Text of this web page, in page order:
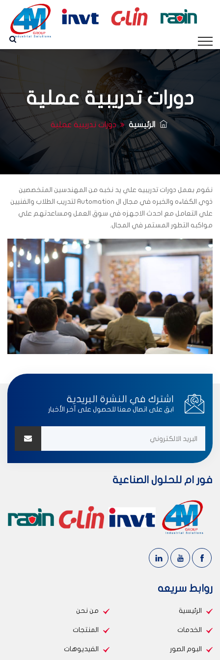
دورات تدريبية عملية
الرئيسية دورات تدريبية عملية
نقوم بعمل دورات تدريبيه علي يد نخبه من المهندسين المتخصصين
ذوي الكفاءه والخبره في مجال ال Automation لتدريب الطلاب والفنيين
علي التعامل مع احدث الاجهزه في سوق العمل ومساعدتهم علي
مواكبه التطور المستمر في المجال.
اشترك في النشرة البريدية
ابق على اتصال معنا للحصول على آخر الأخبار
فور ام للحلول الصناعية
روابط سريعه
الرئيسية من نحن
الخدمات المنتجات
البوم الصور الفيديوهات